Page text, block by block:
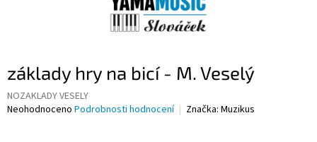
základy hry na bicí - M. Veselý
NOZAKLADY VESELY
Průměrné
Neohodnoceno Podrobnosti hodnocení Značka: Muzikus